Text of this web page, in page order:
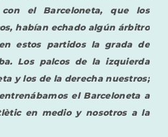
el Barceloneta, que los
habían echado algún árbitro
estos partidos la grada de
Los palcos de la izquierda
y los de la derecha nuestros;
el Barceloneta a
en medio y nosotros a la